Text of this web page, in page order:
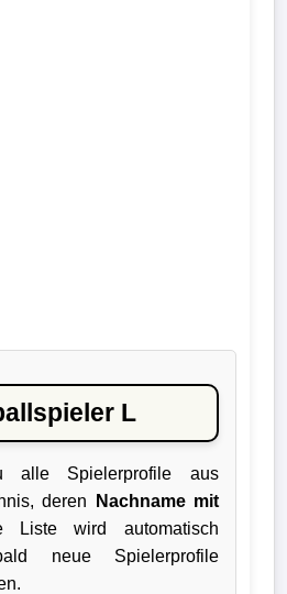
L
alle Spielerprofile aus
deren
Nachname mit
Liste wird automatisch
neue Spielerprofile